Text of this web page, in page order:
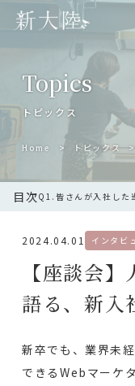
Topics
トピックス
Home トピックス
目次Q1.皆さんが入社した
2024.04.01 インタビ
【座談会
語る、新入
新卒でも、業界未
できるWebマーケ